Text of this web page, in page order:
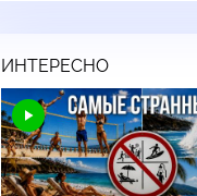
ИНТЕРЕСНО